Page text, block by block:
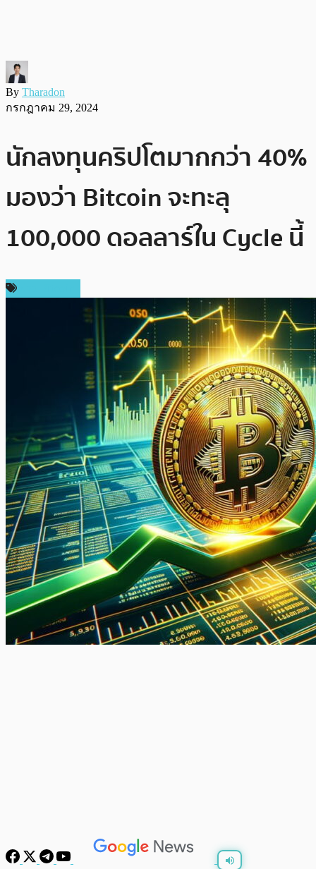
By Tharadon
กรกฎาคม 29, 2024
นักลงทุนคริปโตมากกว่า 40%
มองว่า Bitcoin จะทะลุ
100,000 ดอลลาร์ใน Cycle นี้